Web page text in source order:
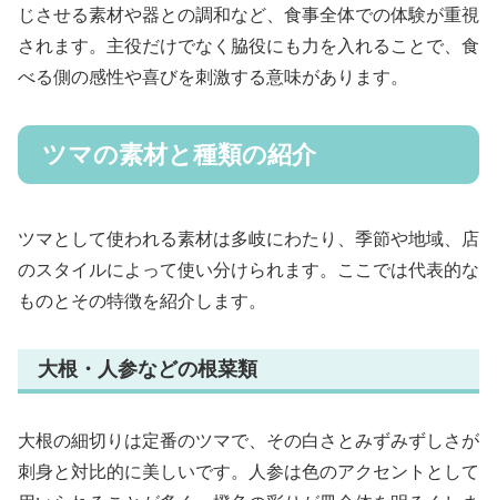
じさせる素材や器との調和など、食事全体での体験が重視
されます。主役だけでなく脇役にも力を入れることで、食
べる側の感性や喜びを刺激する意味があります。
ツマの素材と種類の紹介
ツマとして使われる素材は多岐にわたり、季節や地域、店
のスタイルによって使い分けられます。ここでは代表的な
ものとその特徴を紹介します。
大根・人参などの根菜類
大根の細切りは定番のツマで、その白さとみずみずしさが
刺身と対比的に美しいです。人参は色のアクセントとして